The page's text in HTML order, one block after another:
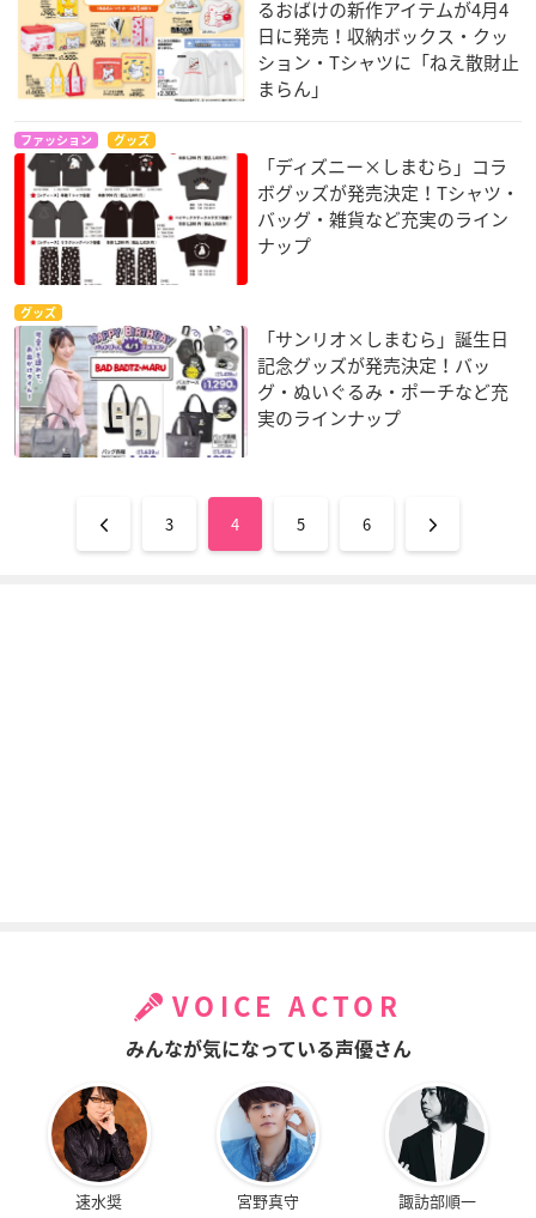
るおばけの新作アイテムが4月4
日に発売！収納ボックス・クッ
ション・Tシャツに「ねえ散財止
まらん」
ファッション グッズ
「ディズニー×しまむら」コラ
ボグッズが発売決定！Tシャツ・
バッグ・雑貨など充実のライン
ナップ
グッズ
「サンリオ×しまむら」誕生日
記念グッズが発売決定！バッ
グ・ぬいぐるみ・ポーチなど充
実のラインナップ
3 4 5 6
VOICE ACTOR
みんなが気になっている声優さん
速水奨 宮野真守 諏訪部順一